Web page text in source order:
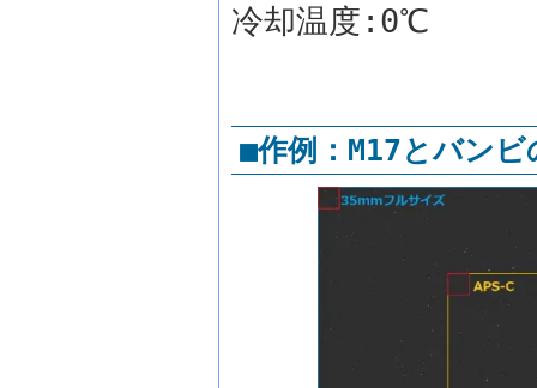
冷却温度:0℃
■作例：M17とバンビ